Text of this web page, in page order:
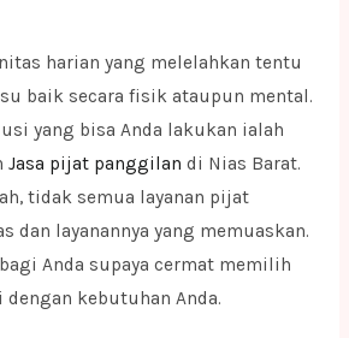
harian yang melelahkan tentu
baik secara fisik ataupun mental.
yang bisa Anda lakukan ialah
Jasa pijat panggilan di Nias Barat.
tidak semua layanan pijat
dan layanannya yang memuaskan.
Anda supaya cermat memilih
dengan kebutuhan Anda.